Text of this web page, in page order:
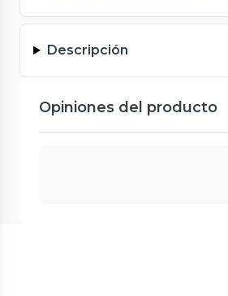
Descripción
Opiniones del producto